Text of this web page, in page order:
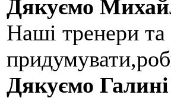
Дякуємо
Наші тренери
Дякуємо